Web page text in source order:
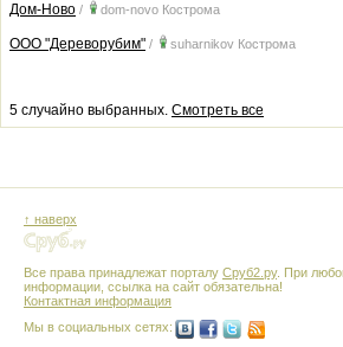
Дом-Ново / dom-novo Кострома
OOO "Дереворубим" / suharnikov Кострома
5 случайно выбранных. Смотреть все
↑ наверх
Все права принадлежат порталу Сруб2.ру. При
информации, ссылка на сайт обязательна!
Контактная информация
Мы в социальных сетях: